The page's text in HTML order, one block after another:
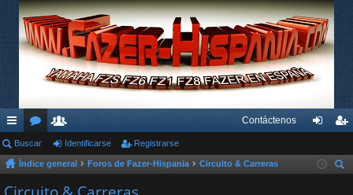
nl
ac
es
or
os
su
ari
os
Contáctenos
nti ist
Buscar Identificarse Registrarse
Índice general Foros de Fazer-Hispania
Circuito & Carreras